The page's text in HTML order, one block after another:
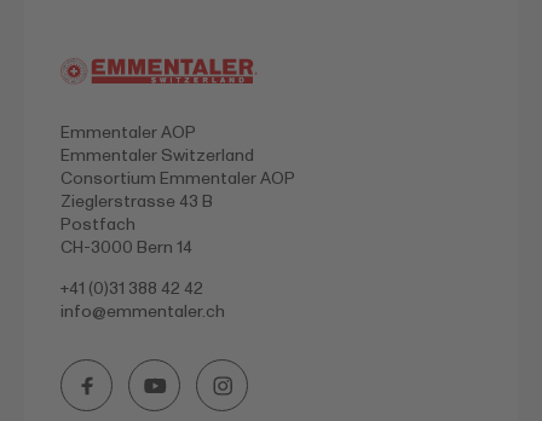
Emmentaler AOP
Emmentaler Switzerland
Consortium Emmentaler AOP
Zieglerstrasse 43 B
Postfach
CH-3000 Bern 14
+41 (0)31 388 42 42
info@emmentaler.ch